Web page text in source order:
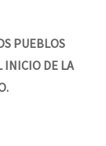
PUEBLOS
INICIO DE LA